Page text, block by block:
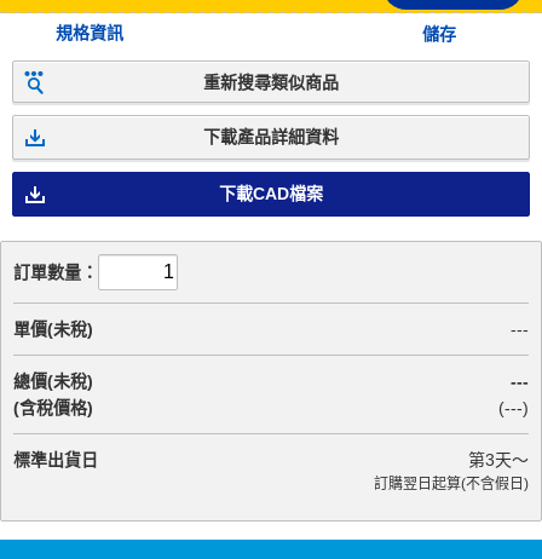
規格資訊 儲存
重新搜尋類似商品
下載產品詳細資料
下載CAD檔案
訂單數量：
單價(未稅) ---
總價(未稅)
(含稅價格)
---
(---)
標準出貨日 第3天～
訂購翌日起算(不含假日)